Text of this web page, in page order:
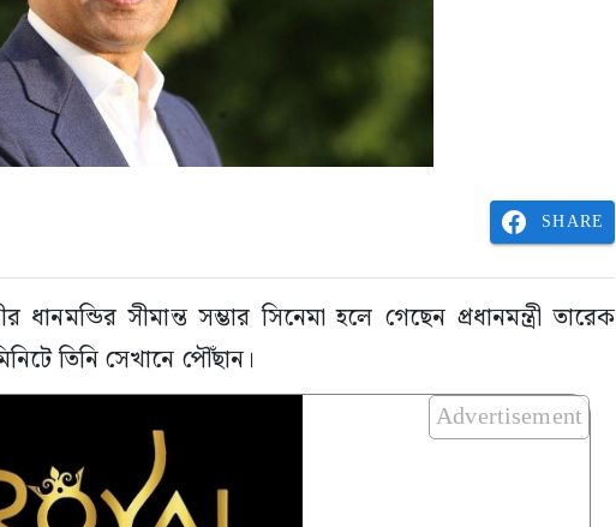
SHARE
ধানমন্ডির সীমান্ত সম্ভার সিনেমা হলে গেছেন প্রধানমন্ত্রী তারেক
তিনি সেখানে পৌঁছান।
Advertisement